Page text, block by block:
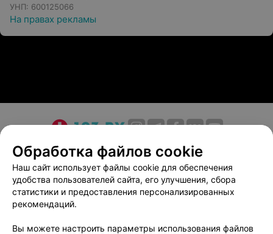
УНП: 600125066
На правах рекламы
О проекте Новости проекта
Размещение рекламы
Медицинский маркетинг
Публичный договор
Пользовательское соглашение
Способы оплаты
Вакансии
Партнеры
Написать в поддержку
Обработка файлов cookie
Наш сайт использует файлы cookie для обеспечения
удобства пользователей сайта, его улучшения, сбора
статистики и предоставления персонализированных
рекомендаций.
Вы можете настроить параметры использования файлов